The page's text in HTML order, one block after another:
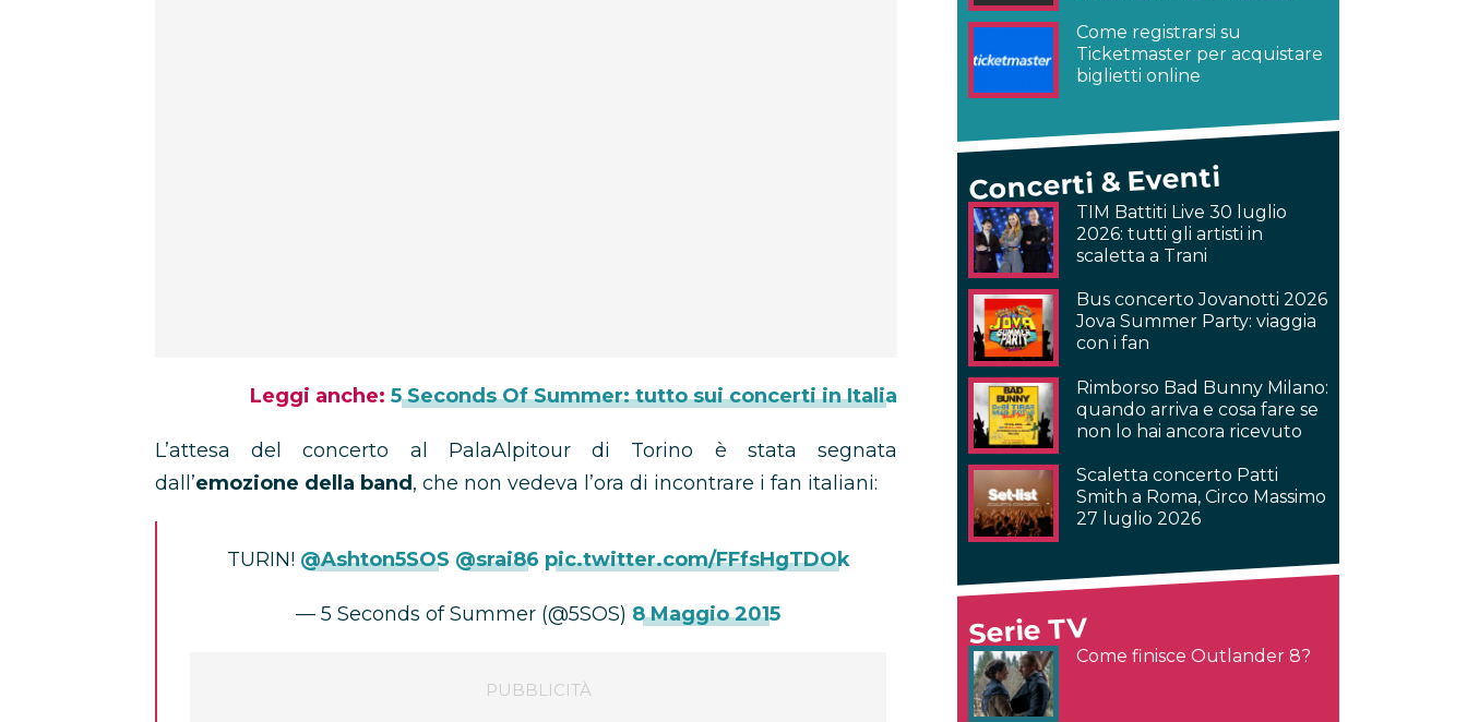
Leggi anche: 5 Seconds Of Summer: tutto sui concerti in Italia
L’attesa del concerto al PalaAlpitour di Torino è stata segnata
dall’emozione della band , che non vedeva l’ora di incontrare i fan italiani:
TURIN! @Ashton5SOS @srai86 pic.twitter.com/FFfsHgTDOk
— 5 Seconds of Summer (@5SOS) 8 Maggio 2015
Come registrarsi su
Ticketmaster per acquistare
biglietti online
Concerti & Eventi
TIM Battiti Live 30 luglio
2026: tutti gli artisti in
scaletta a Trani
Bus concerto Jovanotti 2026
Jova Summer Party: viaggia
con i fan
Rimborso Bad Bunny Milano:
quando arriva e cosa fare se
non lo hai ancora ricevuto
Scaletta concerto Patti
Smith a Roma, Circo Massimo
27 luglio 2026
Serie TV
Come finisce Outlander 8?